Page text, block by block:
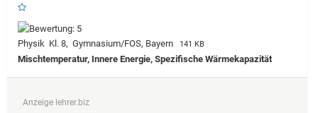
Physik Kl. 8, Gymnasium/FOS, Bayern 141 KB
Mischtemperatur, Innere Energie, Spezifische Wärmekapazität
Anzeige lehrer.biz